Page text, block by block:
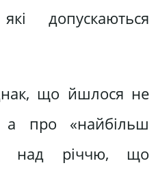
допускаються
що йшлося не
а про «найбільш
над річчю, що